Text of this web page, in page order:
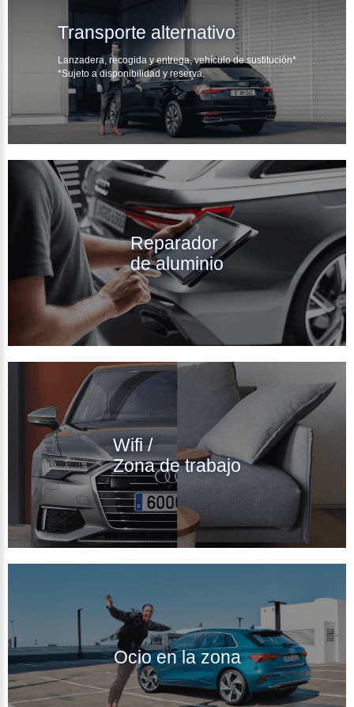
Transporte alternativo
Lanzadera, recogida y entrega, vehículo de sustitución*
*Sujeto a disponibilidad y reserva.
Reparador
de aluminio
Wifi /
Zona de trabajo
Ocio en la zona